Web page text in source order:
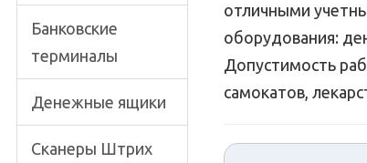
Банковские
терминалы
Денежные ящики
Сканеры Штрих
отличными
оборудования:
Допустимость
самокатов,